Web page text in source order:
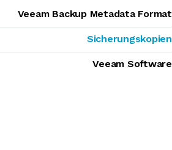
Veeam Backup Metadata Format
Sicherungskopien
Veeam Software